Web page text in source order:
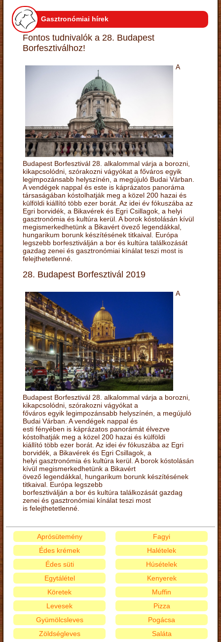
Gasztronómiai hírek
Fontos tudnivalók a 28. Budapest
Borfesztiválhoz!
A
Budapest Borfesztivál 28. alkalommal várja a borozni,
kikapcsolódni, szórakozni vágyókat a főváros egyik
legimpozánsabb helyszínén, a megújuló Budai Várban.
A vendégek nappal és este is káprázatos panoráma
társaságában kóstolhatják meg a közel 200 hazai és
külföldi kiállító több ezer borát. Az idei év fókuszába az
Egri borvidék, a Bikavérek és Egri Csillagok, a helyi
gasztronómia és kultúra kerül. A borok kóstolásán kívül
megismerkedhetünk a Bikavért övező legendákkal,
hungarikum borunk készítésének titkaival. Európa
legszebb borfesztiválján a bor és kultúra találkozását
gazdag zenei és gasztronómiai kínálat teszi most is
felejthetetlenné.
28. Budapest Borfesztivál 2019
A
Budapest Borfesztivál 28. alkalommal várja a borozni,
kikapcsolódni, szórakozni vágyókat a
főváros egyik legimpozánsabb helyszínén, a megújuló
Budai Várban. A vendégek nappal és
esti fényében is káprázatos panorámát élvezve
kóstolhatják meg a közel 200 hazai és külföldi
kiállító több ezer borát. Az idei év fókuszába az Egri
borvidék, a Bikavérek és Egri Csillagok, a
helyi gasztronómia és kultúra kerül. A borok kóstolásán
kívül megismerkedhetünk a Bikavért
övező legendákkal, hungarikum borunk készítésének
titkaival. Európa legszebb
borfesztiválján a bor és kultúra találkozását gazdag
zenei és gasztronómiai kínálat teszi most
is felejthetetlenné.
Aprósütemény
Édes krémek
Édes süti
Egytálétel
Fagyi
Halételek
Húsételek
Kenyerek
Köretek
Levesek
Gyümölcsleves
Zöldségleves
Muffin
Pizza
Pogácsa
Saláta